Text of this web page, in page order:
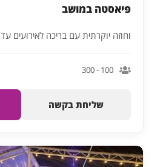
פיאסטה במושב
וחוזה יוקרתית עם בריכה לאירועים עד 300 איש
100 - 300
שליחת בקשה